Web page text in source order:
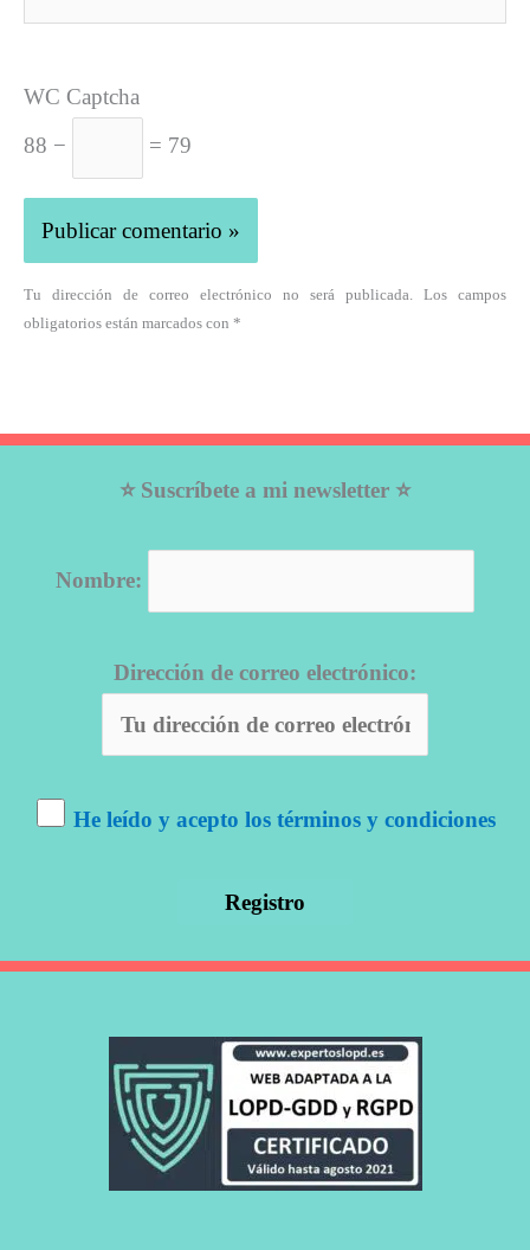
WC Captcha
88 −
= 79
Tu dirección de correo electrónico no será publicada. Los campos
obligatorios están marcados con *
⭐ Suscríbete a mi newsletter ⭐
Nombre:
Dirección de correo electrónico:
He leído y acepto los términos y condiciones